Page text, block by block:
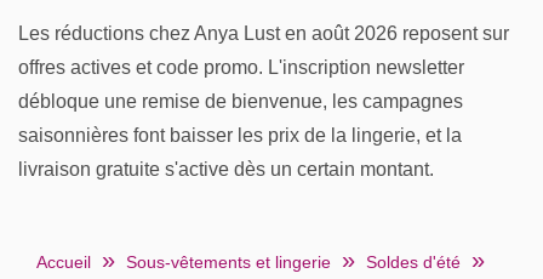
Les réductions chez Anya Lust en août 2026 reposent sur
offres actives et code promo. L'inscription newsletter
débloque une remise de bienvenue, les campagnes
saisonnières font baisser les prix de la lingerie, et la
livraison gratuite s'active dès un certain montant.
Accueil Sous-vêtements et lingerie
Soldes d'été